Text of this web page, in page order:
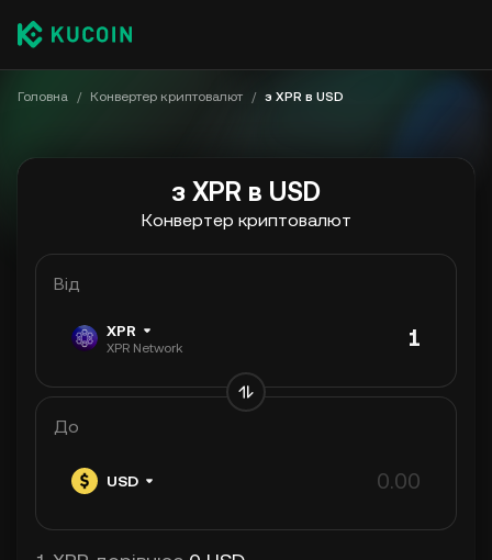
Головна / Конвертер криптовалют / з XPR в USD
з XPR в USD
Конвертер криптовалют
Від
XPR
XPR Network
До
USD